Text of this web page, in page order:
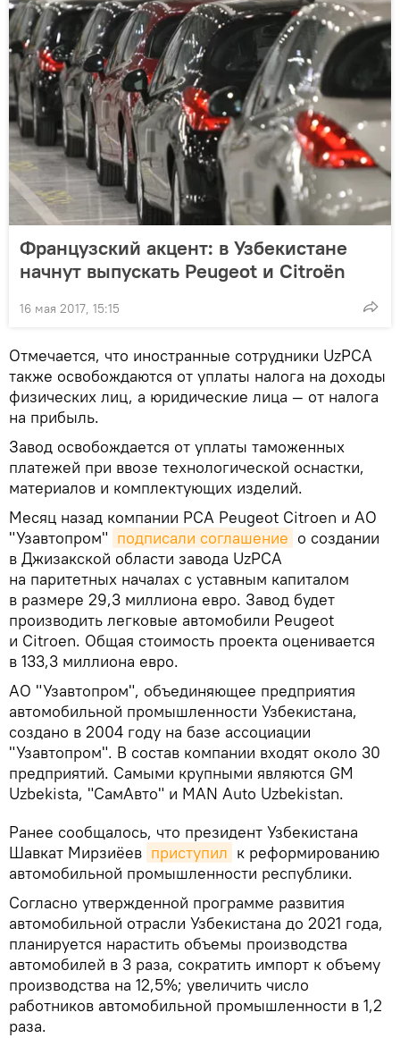
Французский акцент: в Узбекистане
начнут выпускать Peugeot и Citroën
16 мая 2017, 15:15
Отмечается, что иностранные сотрудники UzPCA
также освобождаются от уплаты налога на доходы
физических лиц, а юридические лица — от налога
на прибыль.
Завод освобождается от уплаты таможенных
платежей при ввозе технологической оснастки,
материалов и комплектующих изделий.
Месяц назад компании PCA Peugeot Citroen и АО
"Узавтопром" подписали соглашение о создании
в Джизакской области завода UzPCA
на паритетных началах с уставным капиталом
в размере 29,3 миллиона евро. Завод будет
производить легковые автомобили Peugeot
и Citroen. Общая стоимость проекта оценивается
в 133,3 миллиона евро.
АО "Узавтопром", объединяющее предприятия
автомобильной промышленности Узбекистана,
создано в 2004 году на базе ассоциации
"Узавтопром". В состав компании входят около 30
предприятий. Самыми крупными являются GM
Uzbekista, "СамАвто" и MAN Auto Uzbekistan.
Ранее сообщалось, что президент Узбекистана
Шавкат Мирзиёев приступил к реформированию
автомобильной промышленности республики.
Согласно утвержденной программе развития
автомобильной отрасли Узбекистана до 2021 года,
планируется нарастить объемы производства
автомобилей в 3 раза, сократить импорт к объему
производства на 12,5%; увеличить число
работников автомобильной промышленности в 1,2
раза.